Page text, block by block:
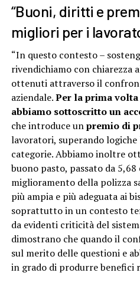
“Buoni, diritti e
migliori per i
“In questo contesto –
rivendichiamo con
ottenuti attraverso il
aziendale.Per la prima
abbiamo sottoscritto un
che introduce unpremio di
lavoratori, superando
categorie. Abbiamo inoltre
buono pasto, passato da
miglioramento della polizza
più ampia e più adeguata ai
soprattutto in un contesto
da evidenti criticità del
dimostrano che quando il
sul merito delle questioni e
in grado di produrre benefici